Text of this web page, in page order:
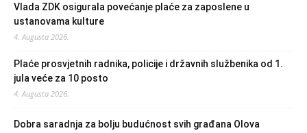
Vlada ZDK osigurala povećanje plaće za zaposlene u
ustanovama kulture
4. Augusta 2026.
Plaće prosvjetnih radnika, policije i državnih službenika od 1.
jula veće za 10 posto
4. Augusta 2026.
Dobra saradnja za bolju budućnost svih građana Olova